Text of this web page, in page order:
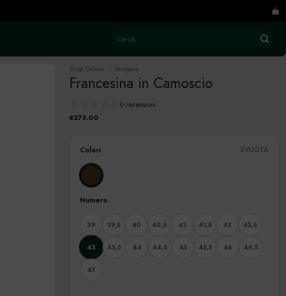
Cerca:
Shop Online Stringate
Francesina in Camoscio
0 recensioni
€275.00
Colori
Numero
39 39,5 40 40,5 41 41,5 42 42,5
43 43,5 44 44,5 45 45,5 46 46,5
47
SVUOTA